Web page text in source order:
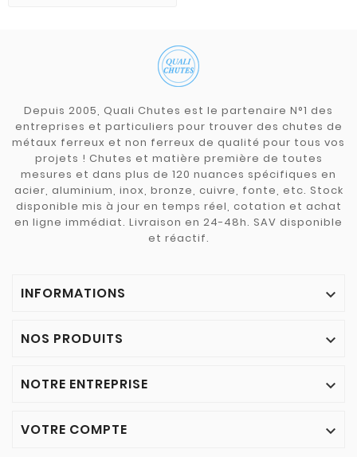
Depuis 2005, Quali Chutes est le partenaire N°1 des
entreprises et particuliers pour trouver des chutes de
métaux ferreux et non ferreux de qualité pour tous vos
projets ! Chutes et matière première de toutes
mesures et dans plus de 120 nuances spécifiques en
acier, aluminium, inox, bronze, cuivre, fonte, etc. Stock
disponible mis à jour en temps réel, cotation et achat
en ligne immédiat. Livraison en 24-48h. SAV disponible
et réactif.
INFORMATIONS 
NOS PRODUITS 
NOTRE ENTREPRISE 
VOTRE COMPTE 